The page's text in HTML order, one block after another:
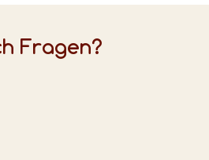
Fragen?